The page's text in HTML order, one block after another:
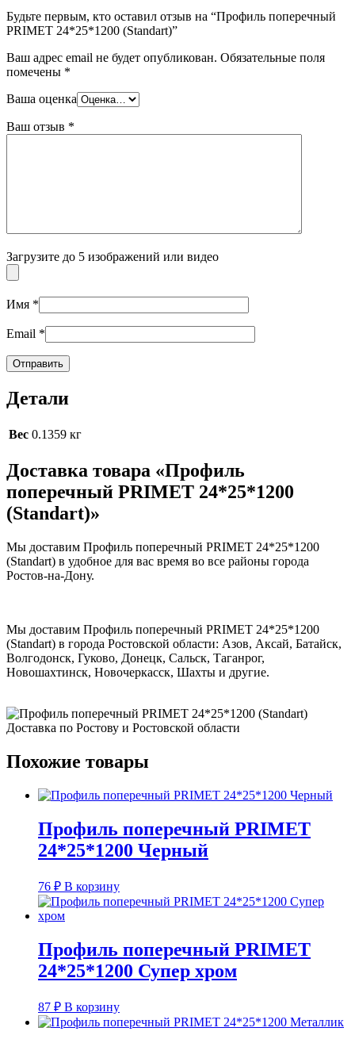
Будьте первым, кто оставил отзыв на “Профиль поперечный
PRIMET 24*25*1200 (Standart)”
Ваш адрес email не будет опубликован. Обязательные поля
помечены *
Ваша оценка
Ваш отзыв *
Загрузите до 5 изображений или видео
Имя *
Email *
Детали
Вес 0.1359 кг
Доставка товара «Профиль
поперечный PRIMET 24*25*1200
(Standart)»
Мы доставим Профиль поперечный PRIMET 24*25*1200
(Standart) в удобное для вас время во все районы города
Ростов-на-Дону.
Мы доставим Профиль поперечный PRIMET 24*25*1200
(Standart) в города Ростовской области: Азов, Аксай, Батайск,
Волгодонск, Гуково, Донецк, Сальск, Таганрог,
Новошахтинск, Новочеркасск, Шахты и другие.
Похожие товары
Профиль поперечный PRIMET
24*25*1200 Черный
76 ₽ В корзину
Профиль поперечный PRIMET
24*25*1200 Супер хром
87 ₽ В корзину